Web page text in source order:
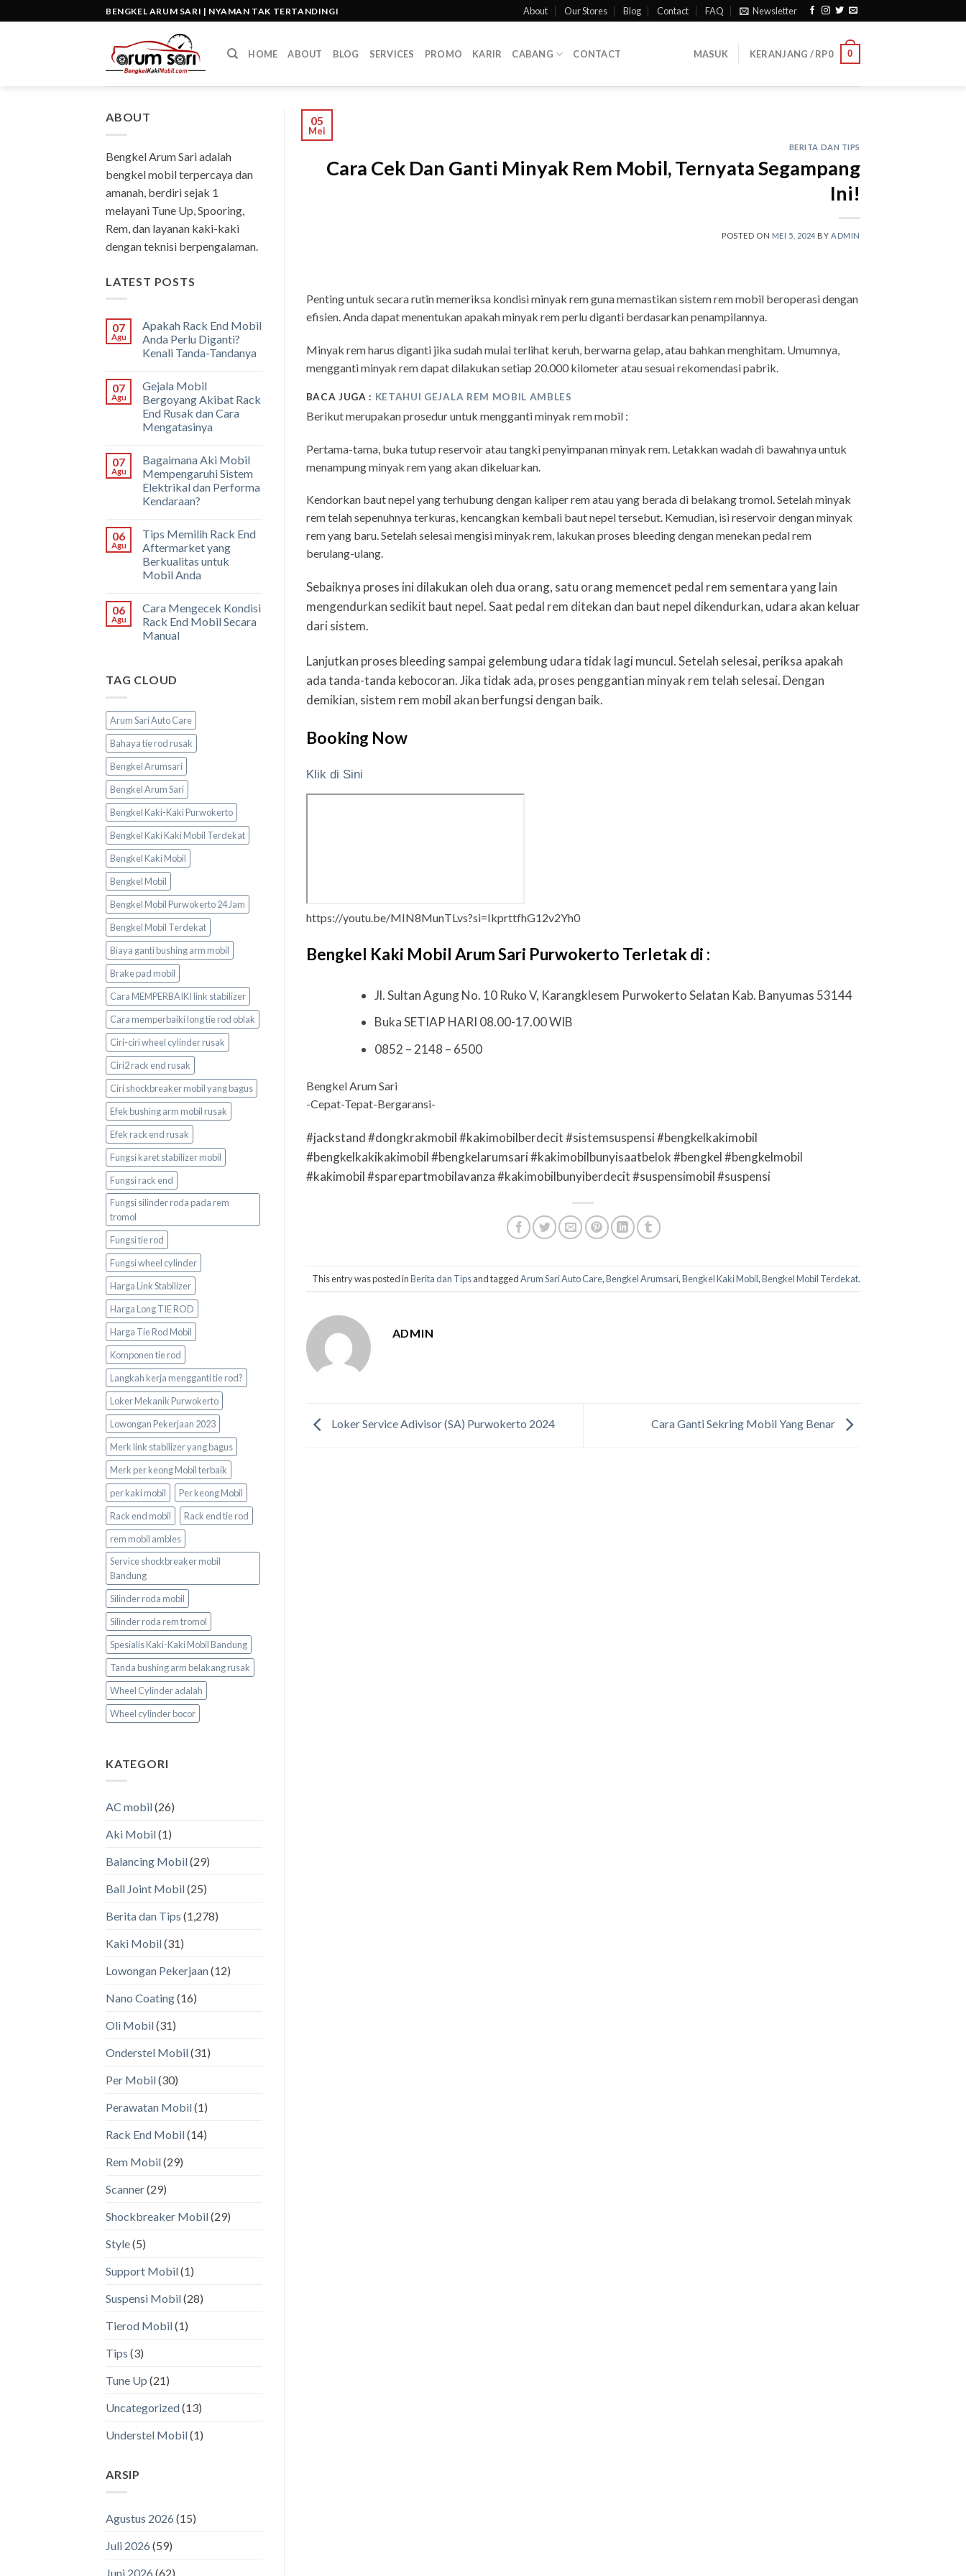
to
BENGKEL ARUM SARI | NYAMAN TAK TERTANDINGI About Our Stores Blog Contact FAQ Newsletter
HOME ABOUT BLOG SERVICES PROMO KARIR CABANG CONTACT MASUK KERANJANG /RP0 0
ABOUT
Bengkel Arum Sari adalah
bengkel mobil terpercaya dan
amanah, berdiri sejak 1
melayani Tune Up, Spooring,
Rem, dan layanan kaki-kaki
dengan teknisi berpengalaman.
LATEST POSTS
07
Agu
Apakah Rack End Mobil
Anda Perlu Diganti?
Kenali Tanda-Tandanya
07
Agu
Gejala Mobil
Bergoyang Akibat Rack
End Rusak dan Cara
Mengatasinya
07
Agu
Bagaimana Aki Mobil
Mempengaruhi Sistem
Elektrikal dan Performa
Kendaraan?
06
Agu
Tips Memilih Rack End
Aftermarket yang
Berkualitas untuk
Mobil Anda
06
Agu
Cara Mengecek Kondisi
Rack End Mobil Secara
Manual
TAG CLOUD
Arum Sari Auto Care
Bahaya tie rod rusak
Bengkel Arumsari
Bengkel Arum Sari
Bengkel Kaki-Kaki Purwokerto
Bengkel Kaki Kaki Mobil Terdekat
Bengkel Kaki Mobil
Bengkel Mobil
Bengkel Mobil Purwokerto 24 Jam
Bengkel Mobil Terdekat
Biaya ganti bushing arm mobil
Brake pad mobil
Cara MEMPERBAIKI link stabilizer
Cara memperbaiki long tie rod oblak
Ciri-ciri wheel cylinder rusak
Ciri2 rack end rusak
Ciri shockbreaker mobil yang bagus
Efek bushing arm mobil rusak
Efek rack end rusak
Fungsi karet stabilizer mobil
Fungsi rack end
Fungsi silinder roda pada rem
tromol
Fungsi tie rod
Fungsi wheel cylinder
Harga Link Stabilizer
Harga Long TIE ROD
Harga Tie Rod Mobil
Komponen tie rod
Langkah kerja mengganti tie rod?
Loker Mekanik Purwokerto
Lowongan Pekerjaan 2023
Merk link stabilizer yang bagus
Merk per keong Mobil terbaik
per kaki mobil
Per keong Mobil
Rack end mobil
Rack end tie rod
rem mobil ambles
Service shockbreaker mobil
Bandung
Silinder roda mobil
Silinder roda rem tromol
Spesialis Kaki-Kaki Mobil Bandung
Tanda bushing arm belakang rusak
Wheel Cylinder adalah
Wheel cylinder bocor
KATEGORI
AC mobil(26)
Aki Mobil(1)
Balancing Mobil(29)
Ball Joint Mobil(25)
Berita dan Tips (1,278)
Kaki Mobil(31)
Lowongan Pekerjaan(12)
Nano Coating(16)
Oli Mobil(31)
Onderstel Mobil(31)
Per Mobil(30)
Perawatan Mobil(1)
Rack End Mobil(14)
Rem Mobil(29)
Scanner(29)
Shockbreaker Mobil(29)
Style(5)
Support Mobil(1)
Suspensi Mobil(28)
Tierod Mobil(1)
Tips (3)
Tune Up (21)
Uncategorized(13)
Understel Mobil(1)
ARSIP
Agustus 2026 (15)
Juli 2026 (59)
Juni 2026 (62)
05
Mei
BERITA DAN TIPS
Cara Cek Dan Ganti Minyak Rem Mobil, Ternyata Segampang
Ini!
POSTED ON MEI 5, 2024 BY ADMIN
Penting untuk secara rutin memeriksa kondisi minyak rem guna memastikan sistem rem mobil beroperasi dengan
efisien. Anda dapat menentukan apakah minyak rem perlu diganti berdasarkan penampilannya.
Minyak rem harus diganti jika sudah mulai terlihat keruh, berwarna gelap, atau bahkan menghitam. Umumnya,
mengganti minyak rem dapat dilakukan setiap 20.000 kilometer atau sesuai rekomendasi pabrik.
BACA JUGA : KETAHUI GEJALA REM MOBIL AMBLES
Berikut merupakan prosedur untuk mengganti minyak rem mobil :
Pertama-tama, buka tutup reservoir atau tangki penyimpanan minyak rem. Letakkan wadah di bawahnya untuk
menampung minyak rem yang akan dikeluarkan.
Kendorkan baut nepel yang terhubung dengan kaliper rem atau yang berada di belakang tromol. Setelah minyak
rem telah sepenuhnya terkuras, kencangkan kembali baut nepel tersebut. Kemudian, isi reservoir dengan minyak
rem yang baru. Setelah selesai mengisi minyak rem, lakukan proses bleeding dengan menekan pedal rem
berulang-ulang.
Sebaiknya proses ini dilakukan oleh dua orang, satu orang memencet pedal rem sementara yang lain
mengendurkan sedikit baut nepel. Saat pedal rem ditekan dan baut nepel dikendurkan, udara akan keluar
dari sistem.
Lanjutkan proses bleeding sampai gelembung udara tidak lagi muncul. Setelah selesai, periksa apakah
ada tanda-tanda kebocoran. Jika tidak ada, proses penggantian minyak rem telah selesai. Dengan
demikian, sistem rem mobil akan berfungsi dengan baik.
Booking Now
Klik di Sini
https://youtu.be/MIN8MunTLvs?si=IkprttfhG12v2Yh0
Bengkel Kaki Mobil Arum Sari Purwokerto Terletak di :
Jl. Sultan Agung No. 10 Ruko V, Karangklesem Purwokerto Selatan Kab. Banyumas 53144
Buka SETIAP HARI 08.00-17.00 WIB
0852 – 2148 – 6500
Bengkel Arum Sari
-Cepat-Tepat-Bergaransi-
#jackstand #dongkrakmobil #kakimobilberdecit #sistemsuspensi #bengkelkakimobil
#bengkelkakikakimobil #bengkelarumsari #kakimobilbunyisaatbelok #bengkel #bengkelmobil
#kakimobil #sparepartmobilavanza #kakimobilbunyiberdecit #suspensimobil #suspensi
This entry was posted inBerita dan Tipsand taggedArum Sari Auto Care,Bengkel Arumsari,Bengkel Kaki Mobil,Bengkel Mobil Terdekat.
ADMIN
Loker Service Adivisor (SA) Purwokerto 2024 Cara Ganti Sekring Mobil Yang Benar